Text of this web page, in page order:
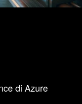
di Azure